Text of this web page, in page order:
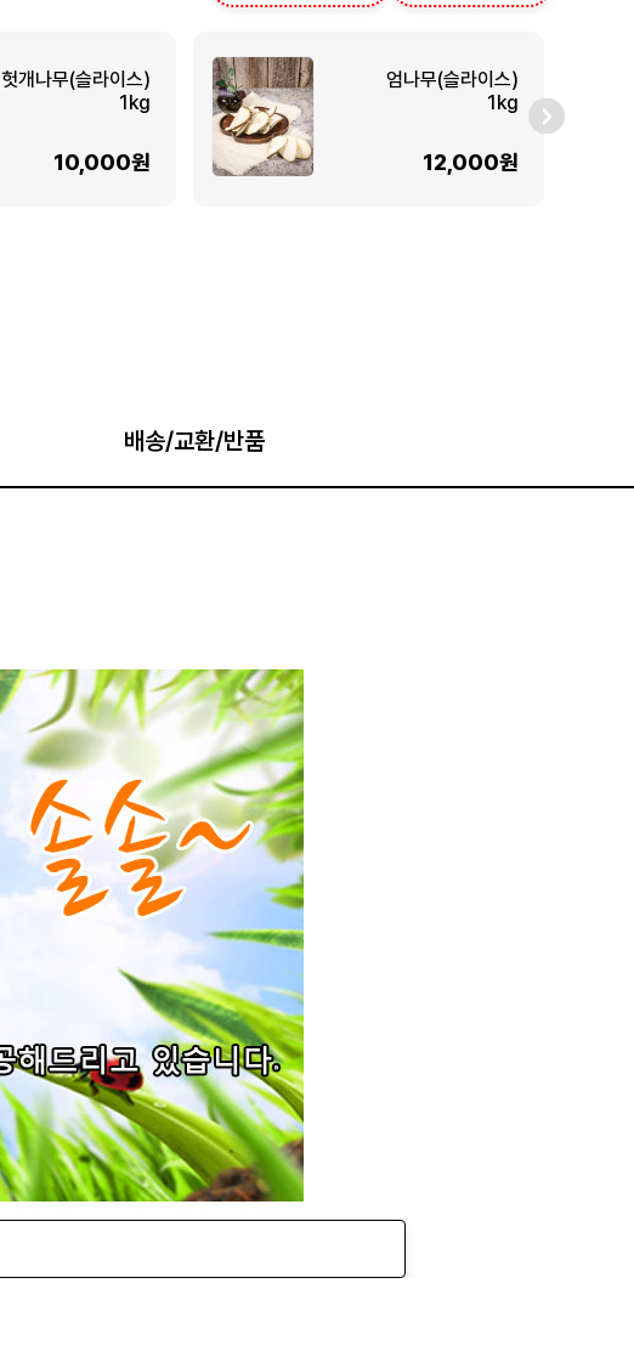
헛개나무(슬라이스)
1kg
10,000원
엄나무(슬라이스)
1kg
12,000원
배송/교환/반품